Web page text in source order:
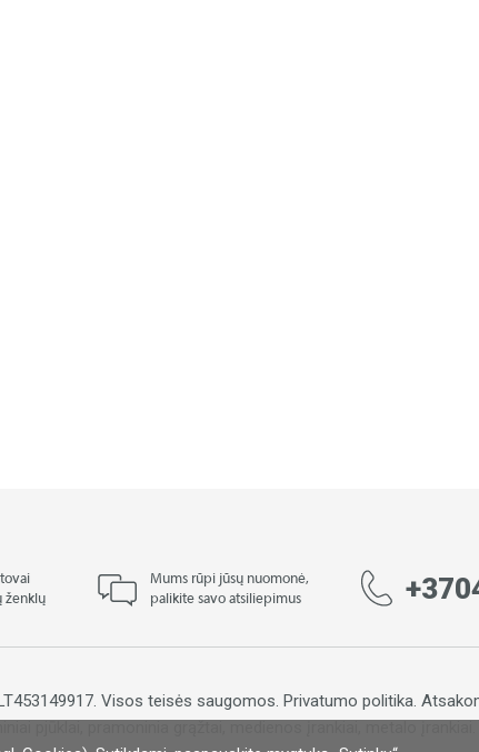
ženklų
Mums rūpi jūsų nuomonė,
palikite savo atsiliepimus
Visos teisės saugomos. Privatumo politika.